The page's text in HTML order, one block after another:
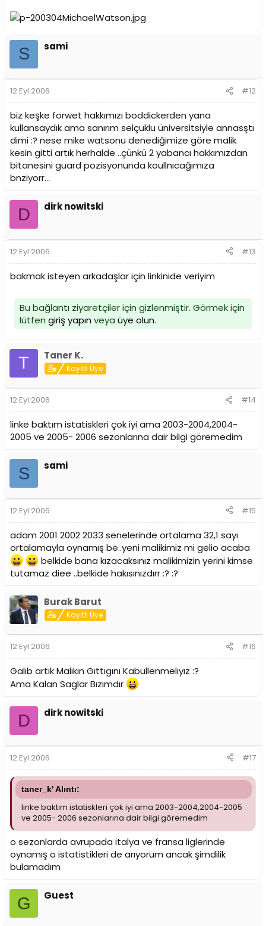
S sami
12 Eyl 2006 #12
biz keşke forwet hakkımızı boddickerden yana
kullansaydık ama sanırım selçuklu üniversitsiyle annasştı
dimi :? nese mike watsonu denediğimize göre malik
kesin gitti artık herhalde ..çünkü 2 yabancı hakkımızdan
bitanesini guard pozisyonunda koullnıcağımıza
bnziyorr...
D dirk nowitski
12 Eyl 2006 #13
bakmak isteyen arkadaşlar için linkinide veriyim
Bu bağlantı ziyaretçiler için gizlenmiştir. Görmek için
lütfen giriş yapınveya üye olun.
T Taner K.
Kayıtlı Üye
12 Eyl 2006 #14
linke baktım istatiskleri çok iyi ama 2003-2004,2004-
2005 ve 2005- 2006 sezonlarına dair bilgi göremedim
S sami
12 Eyl 2006 #15
adam 2001 2002 2033 senelerinde ortalama 32,1 sayı
ortalamayla oynamış be..yeni malikimiz mi gelio acaba
belkide bana kızacaksınız malikimizin yerini kimse
tutamaz diee ..belkide hakısınızdırr :? :?
Burak Barut
Kayıtlı Üye
12 Eyl 2006 #16
Galıb artık Malıkın Gıttıgını Kabullenmelıyız :?
Ama Kalan Saglar Bızımdır
D dirk nowitski
12 Eyl 2006 #17
taner_k' Alıntı:
linke baktım istatiskleri çok iyi ama 2003-2004,2004-2005
ve 2005- 2006 sezonlarına dair bilgi göremedim
o sezonlarda avrupada italya ve fransa liglerinde
oynamış o istatistikleri de arıyorum ancak şimdilik
bulamadım
G Guest